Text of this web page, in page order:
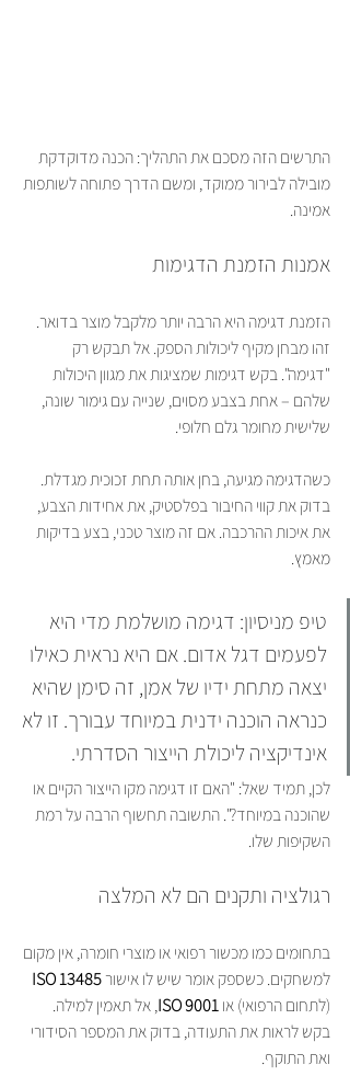
התרשים הזה מסכם את התהליך: הכנה מדוקדקת
מובילה לבירור ממוקד, ומשם הדרך פתוחה לשותפות
אמינה.
אמנות הזמנת הדגימות
הזמנת דגימה היא הרבה יותר מלקבל מוצר בדואר.
זהו מבחן מקיף ליכולות הספק. אל תבקש רק
"דגימה". בקש דגימות שמציגות את מגוון היכולות
שלהם – אחת בצבע מסוים, שנייה עם גימור שונה,
שלישית מחומר גלם חלופי.
כשהדגימה מגיעה, בחן אותה תחת זכוכית מגדלת.
בדוק את קווי החיבור בפלסטיק, את אחידות הצבע,
את איכות ההרכבה. אם זה מוצר טכני, בצע בדיקות
מאמץ.
טיפ מניסיון: דגימה מושלמת מדי היא
לפעמים דגל אדום. אם היא נראית כאילו
יצאה מתחת ידיו של אמן, זה סימן שהיא
כנראה הוכנה ידנית במיוחד עבורך. זו לא
אינדיקציה ליכולת הייצור הסדרתי.
לכן, תמיד שאל: "האם זו דגימה מקו הייצור הקיים או
שהוכנה במיוחד?". התשובה תחשוף הרבה על רמת
השקיפות שלו.
רגולציה ותקנים הם לא המלצה
בתחומים כמו מכשור רפואי או מוצרי חומרה, אין מקום
למשחקים. כשספק אומר שיש לו אישור ISO 13485
(לתחום הרפואי) או ISO 9001, אל תאמין למילה.
בקש לראות את התעודה, בדוק את המספר הסידורי
ואת התוקף.